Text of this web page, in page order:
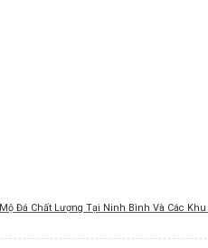
Đá Chất Lượng Tại Ninh Bình Và Các Khu